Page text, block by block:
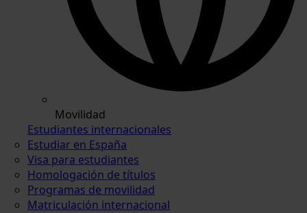
Movilidad
Estudiantes internacionales
Estudiar en España
Visa para estudiantes
Homologación de títulos
Programas de movilidad
Matriculación internacional